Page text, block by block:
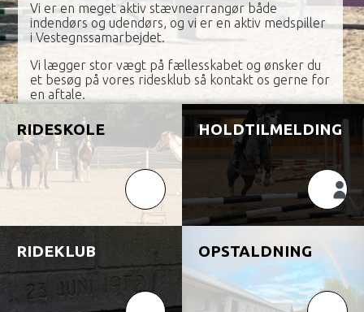
Vi er en meget aktiv stævnearrangør både
indendørs og udendørs, og vi er en aktiv medspiller
i Vestegnssamarbejdet.
Vi lægger stor vægt på fællesskabet og ønsker du
et besøg på vores ridesklub så kontakt os gerne for
en aftale.
RIDESKOLE HOLDTILMELDING
RIDEKLUB OPSTALDNING